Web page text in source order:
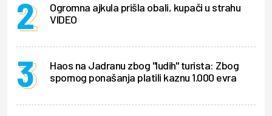
Ogromna ajkula prišla obali, kupači u strahu
VIDEO
Haos na Jadranu zbog "ludih" turista: Zbog
spornog ponašanja platili kaznu 1.000 evra